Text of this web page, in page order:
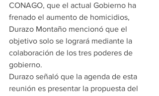
CONAGO, que el actual Gobierno ha
frenado el aumento de homicidios,
Durazo Montaño mencionó que el
objetivo solo se logrará mediante la
colaboración de los tres poderes de
gobierno.
Durazo señaló que la agenda de esta
reunión es presentar la propuesta del